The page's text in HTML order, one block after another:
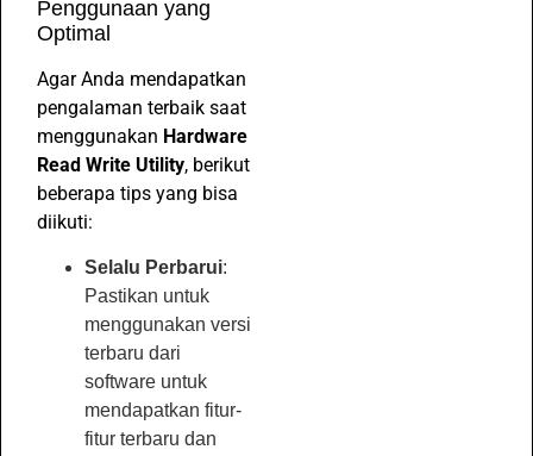
Penggunaan yang
Optimal
Agar Anda mendapatkan
pengalaman terbaik saat
menggunakan Hardware
Read Write Utility, berikut
beberapa tips yang bisa
diikuti:
Selalu Perbarui:
Pastikan untuk
menggunakan versi
terbaru dari
software untuk
mendapatkan fitur-
fitur terbaru dan